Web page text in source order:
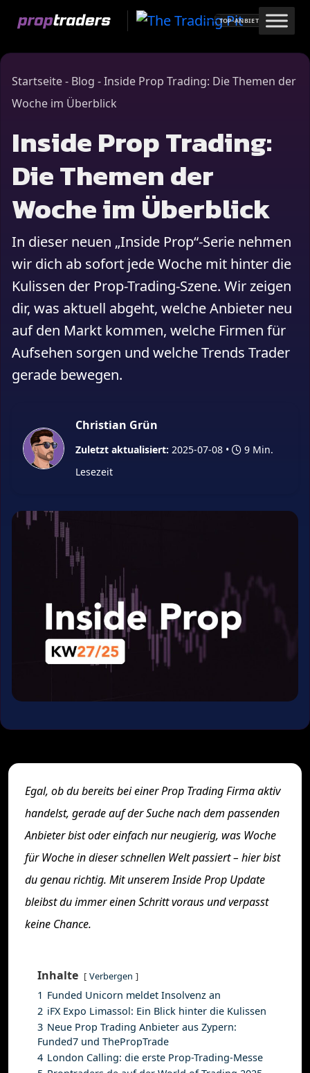
TOP-ANBIETER
Startseite- Blog -Inside Prop Trading: Die Themen der
Woche im Überblick
Inside Prop Trading:
Die Themen der
Woche im Überblick
In dieser neuen „Inside Prop“-Serie nehmen
wir dich ab sofort jede Woche mit hinter die
Kulissen der Prop-Trading-Szene. Wir zeigen
dir, was aktuell abgeht, welche Anbieter neu
auf den Markt kommen, welche Firmen für
Aufsehen sorgen und welche Trends Trader
gerade bewegen.
Christian Grün
Zuletzt aktualisiert: 2025-07-08 •
9 Min.
Lesezeit
Egal, ob du bereits bei einer Prop Trading Firma aktiv
handelst, gerade auf der Suche nach dem passenden
Anbieter bist oder einfach nur neugierig, was Woche
für Woche in dieser schnellen Welt passiert – hier bist
du genau richtig. Mit unserem Inside Prop Update
bleibst du immer einen Schritt voraus und verpasst
keine Chance.
Inhalte Verbergen
1 Funded Unicorn meldet Insolvenz an
2 iFX Expo Limassol: Ein Blick hinter die Kulissen
3 Neue Prop Trading Anbieter aus Zypern:
Funded7 und ThePropTrade
4 London Calling: die erste Prop-Trading-Messe